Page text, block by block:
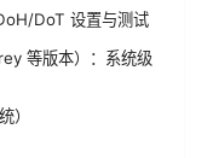
DoT 设置与测试
等版本）：系统级
）